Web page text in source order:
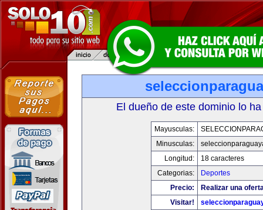
El dueño de este dominio lo
Mayusculas:
Minusculas:
Longitud:
18 caracteres
Categorias:
Deportes
Precio:
Realizar una
Visitar!